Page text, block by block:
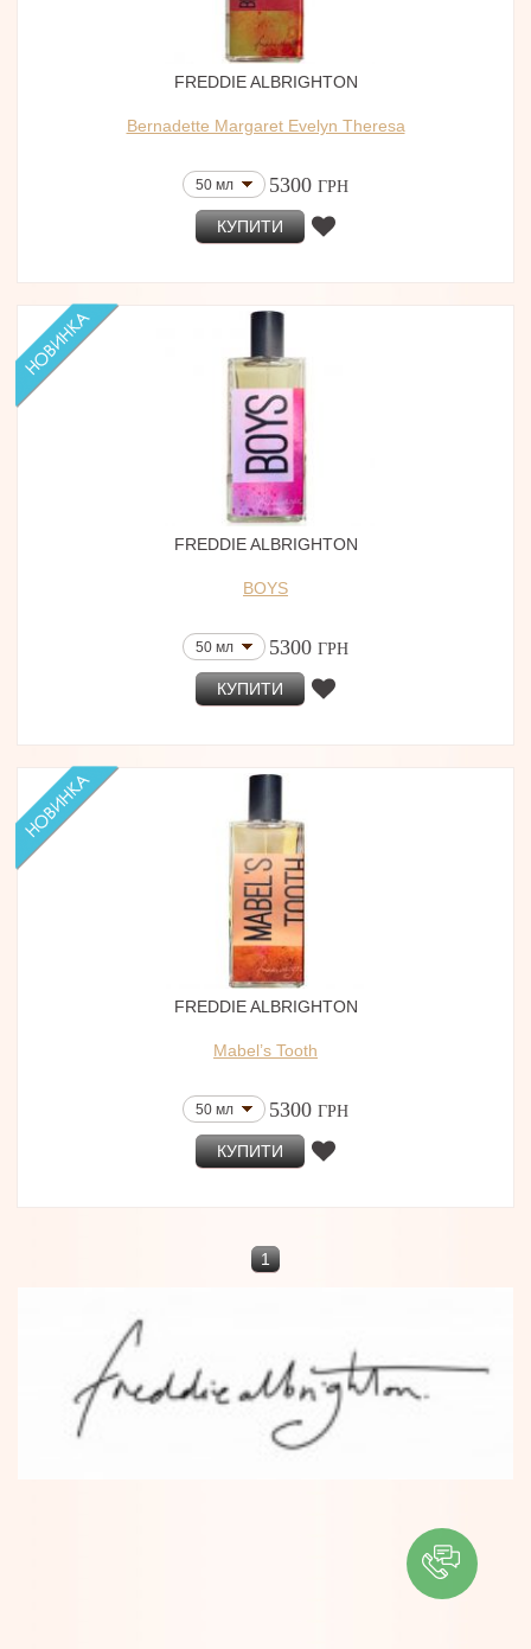
FREDDIE ALBRIGHTON
Bernadette Margaret Evelyn Theresa
50 мл 5300 ГРН
КУПИТИ
FREDDIE ALBRIGHTON
BOYS
50 мл 5300 ГРН
КУПИТИ
FREDDIE ALBRIGHTON
Mabel’s Tooth
50 мл 5300 ГРН
КУПИТИ
1